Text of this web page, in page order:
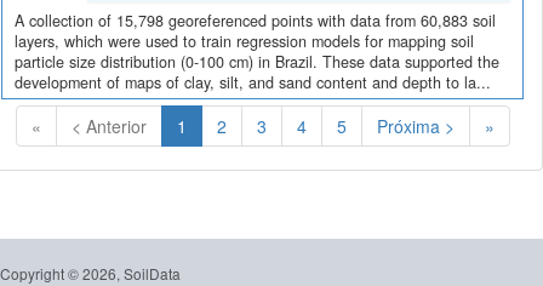
A collection of 15,798 georeferenced points with data from 60,883 soil
layers, which were used to train regression models for mapping soil
particle size distribution (0-100 cm) in Brazil. These data supported the
development of maps of clay, silt, and sand content and depth to la...
« < Anterior 1 (Atual)
2 3 4 5 Próxima > »
Copyright © 2026, SoilData